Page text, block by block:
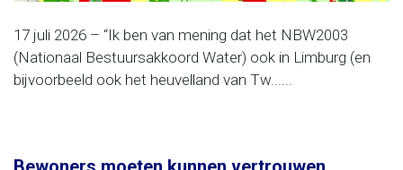
17 juli 2026 – “Ik ben van mening dat het NBW2003
(Nationaal Bestuursakkoord Water) ook in Limburg (en
bijvoorbeeld ook het heuvelland van Tw......